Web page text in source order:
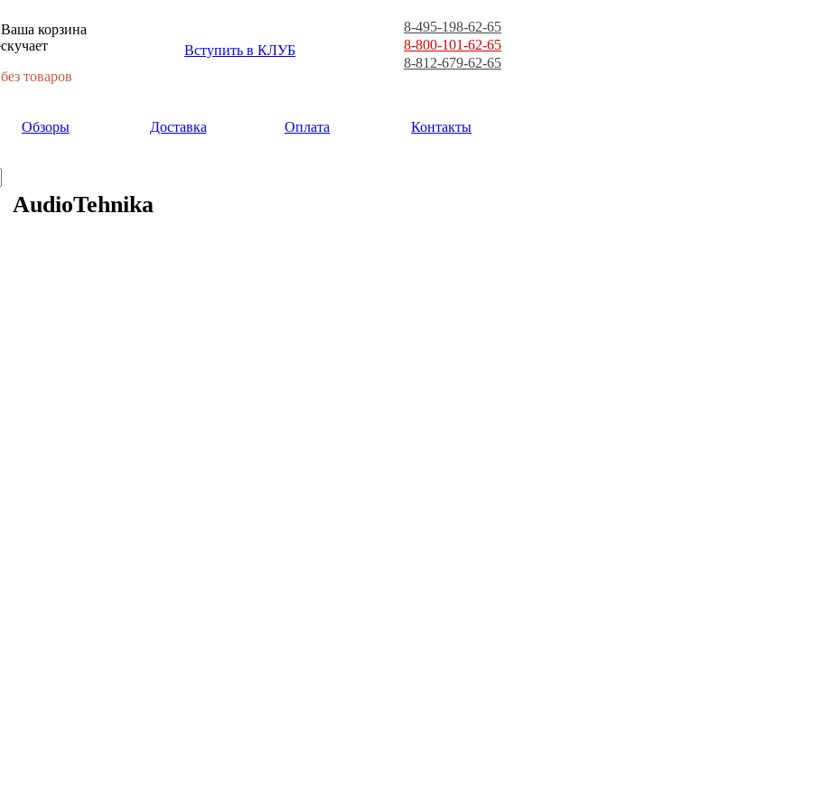
Ваша корзина
скучает
без товаров
Вступить в КЛУБ
8-495-198-62-65
8-800-101-62-65
8-812-679-62-65
Обзоры Доставка Оплата Контакты
AudioTehnika